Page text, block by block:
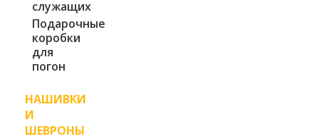
служащих
Подарочные
коробки
для
погон
НАШИВКИ
И
ШЕВРОНЫ